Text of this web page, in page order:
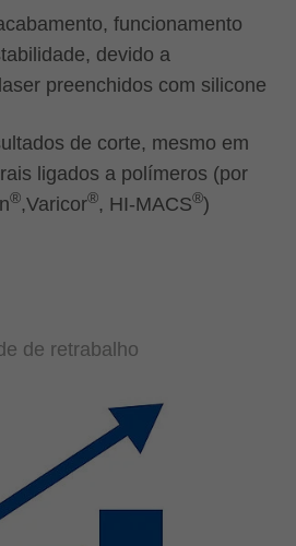
funcionamento
devido a
preenchidos com silicone
de corte, mesmo em
ligados a polímeros (por
®,Varicor®, HI-MACS®)
de retrabalho